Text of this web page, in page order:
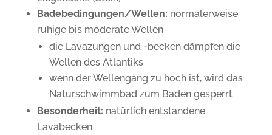
Badebedingungen/Wellen: normalerweise
ruhige bis moderate Wellen
die Lavazungen und -becken dämpfen die
Wellen des Atlantiks
wenn der Wellengang zu hoch ist, wird das
Naturschwimmbad zum Baden gesperrt
Besonderheit: natürlich entstandene
Lavabecken